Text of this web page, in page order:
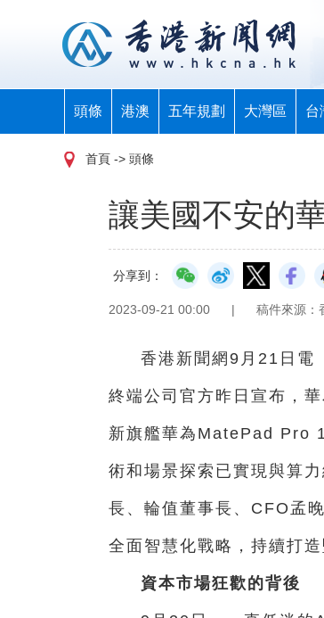
頭條 港澳 五年規劃 大灣區 台
首頁 -> 頭條
讓美國不安的
分享到：
2023-09-21 00:00 | 稿件來源：
香港新聞網9月21日電
終端公司官方昨日宣布，
新旗艦華為MatePad Pro
術和場景探索已實現與算
長、輪值董事長、CFO孟
全面智慧化戰略，持續打
資本市場狂歡的背後